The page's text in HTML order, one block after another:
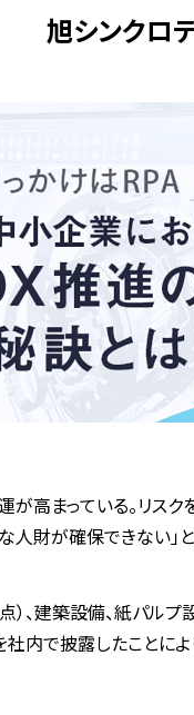
旭シンクロ
が高まっている。リ
人財が確保できない
、建築設備、紙パル
内で披露したことに